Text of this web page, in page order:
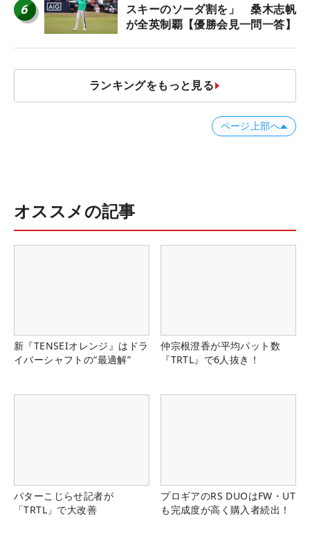
6
スキーのソーダ割を」 桑木志帆
が全英制覇【優勝会見一問一答】
ランキングをもっと見る
ページ上部へ
オススメの記事
新『TENSEIオレンジ』はドラ
イバーシャフトの“最適解”
仲宗根澄香が平均パット数
『TRTL』で6人抜き！
パターこじらせ記者が
「TRTL」で大改善
プロギアのRS DUOはFW・UT
も完成度が高く購入者続出！